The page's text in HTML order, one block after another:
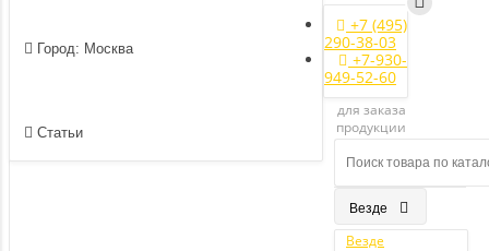
Город: Москва
Статьи
+7 (495)
290-38-03
+7-930-
949-52-60
для заказа
продукции
Везде
Везде